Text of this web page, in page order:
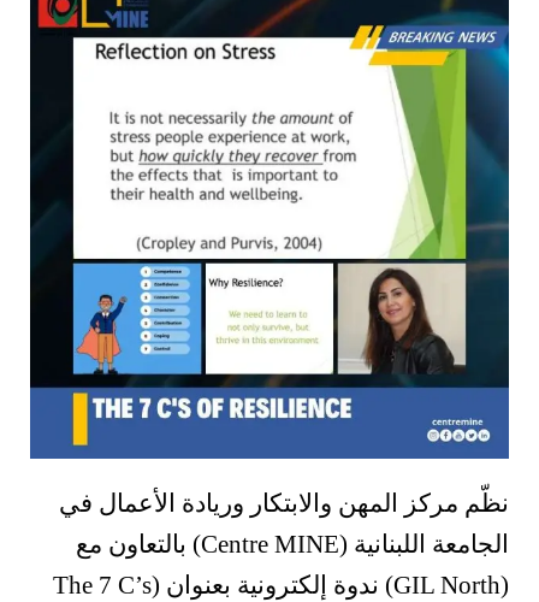
نظّم مركز المهن والابتكار وريادة الأعمال في
الجامعة اللبنانية (Centre MINE) بالتعاون مع
(GIL North) ندوة إلكترونية بعنوان (The 7 C’s